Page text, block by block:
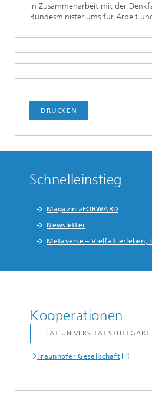
in Zusammenarbeit mit der
Bundesministeriums für Arbeit
DRUCKEN
Schnelleinstieg
Magazin »FORWARD
Newsletter
Metaverse – Vielfalt erleben,
Kooperationen
Fraunhofer Gesellschaft